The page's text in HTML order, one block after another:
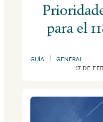
para el
GUÍA |
GENERAL
17 DE